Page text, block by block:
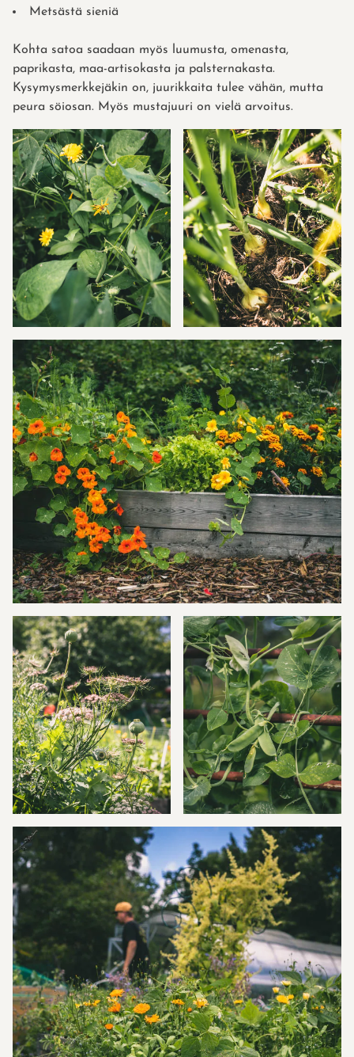
Metsästä sieniä
Kohta satoa saadaan myös luumusta, omenasta,
paprikasta, maa-artisokasta ja palsternakasta.
Kysymysmerkkejäkin on, juurikkaita tulee vähän, mutta
peura söiosan. Myös mustajuuri on vielä arvoitus.